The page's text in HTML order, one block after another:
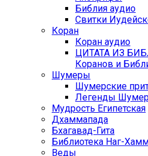
Библия аудио
Свитки
Коран
Коран аудио
ЦИТАТА ИЗ
Коранов и
Шумеры
Шумерские
Легенды
Мудрость Египетская
Дхаммапада
Бхагавад-Гита
Библиотека Наг-
Веды